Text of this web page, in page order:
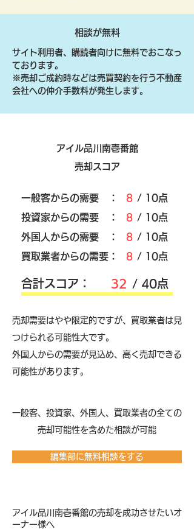
相談が無料
サイト利用者、購読者向けに無料でおこなっ
ております。
​※売却ご成約時などは売買契約を行う不動産
会社への仲介手数料が発生します。
アイル品川南壱番館
売却スコア
​一般客からの需要 ： 8 / 10点
​投資家からの需要 ：
8 / 10点
外国人からの需要 ：
8 / 10点
買取業者からの需要：
8 / 10点
​合計スコア： 32 / 40点
売却需要はやや限定的ですが、買取業者は見
つけられる可能性大です。
外国人からの需要が見込め、高く売却できる
可能性があります。
​一般客、投資家、外国人、買取業者の全ての
売却可能性を含めた相談が可能
編集部に無料相談をする
アイル品川南壱番館の売却を成功させたいオ
ーナー様へ